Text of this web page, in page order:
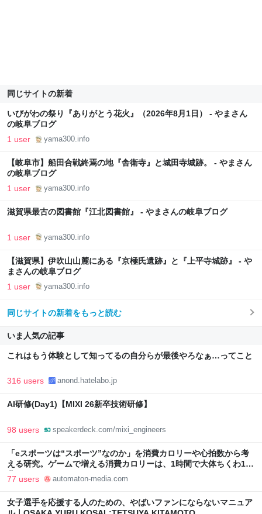
同じサイトの新着
いびがわの祭り『ありがとう花火』（2026年8月1日） - やまさん
の岐阜ブログ
1 user yama300.info
【岐阜市】船田合戦終焉の地『舎衛寺』と城田寺城跡。 - やまさん
の岐阜ブログ
1 user yama300.info
滋賀県最古の図書館『江北図書館』 - やまさんの岐阜ブログ
1 user yama300.info
【滋賀県】伊吹山山麓にある『京極氏遺跡』と『上平寺城跡』 - や
まさんの岐阜ブログ
1 user yama300.info
同じサイトの新着をもっと読む
いま人気の記事
これはもう体験として知ってるの自分らが最後やろなぁ…ってこと
316 users anond.hatelabo.jp
AI研修(Day1)【MIXI 26新卒技術研修】
98 users speakerdeck.com/mixi_engineers
「eスポーツは“スポーツ”なのか」を消費カロリーや心拍数から考
える研究。ゲームで増える消費カロリーは、1時間で大体ちくわ1本
分 - AUTOMATON
77 users automaton-media.com
女子選手を応援する人のための、やばいファンにならないマニュア